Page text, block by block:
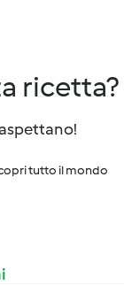
ricetta?
tutto il mondo